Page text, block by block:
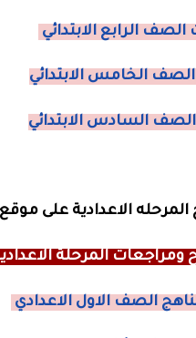
الرابع الابتدائي
الخامس الابتدائي
السادس الابتدائي
الاعدادية على
المرحلة
الصف الاول الاعدادي